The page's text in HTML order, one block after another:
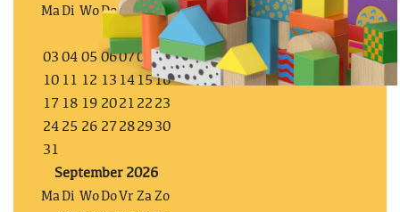
MaDi WoDoVr ZaZo
01
02
03 04 05 060708
09
10 11 12 13 14 1516
17 18 19 2021 22 23
24 25 26 27 282930
31
September 2026
MaDi WoDoVr ZaZo